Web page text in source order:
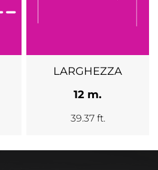
LARGHEZZA
12 m.
39.37 ft.